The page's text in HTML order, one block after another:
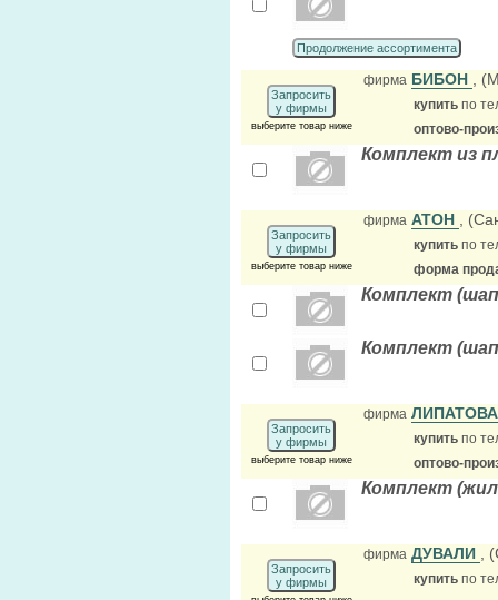
Продолжение ассортимента
Запросить
у фирмы
выберите товар ниже
фирма БИБОН ,
купить по
оптово-
Комплект из
Запросить
у фирмы
выберите товар ниже
фирма АТОН ,
купить по
форма
Комплект
Комплект
Запросить
у фирмы
выберите товар ниже
фирма
купить по
оптово-
Комплект
Запросить
у фирмы
фирма ДУВАЛИ ,
купить по